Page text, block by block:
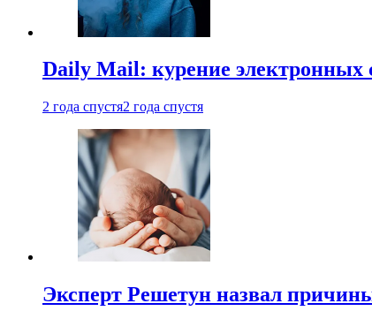
Daily Mail: курение электронных
2 года спустя2 года спустя
Эксперт Решетун назвал